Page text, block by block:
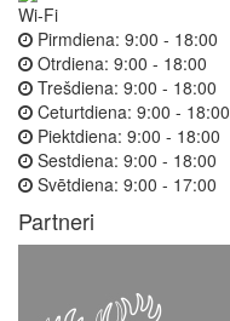
Wi-Fi
Pirmdiena: 9:00 - 18:00
Otrdiena: 9:00 - 18:00
Trešdiena: 9:00 - 18:00
Ceturtdiena: 9:00 - 18:00
Piektdiena: 9:00 - 18:00
Sestdiena: 9:00 - 18:00
Svētdiena: 9:00 - 17:00
Partneri